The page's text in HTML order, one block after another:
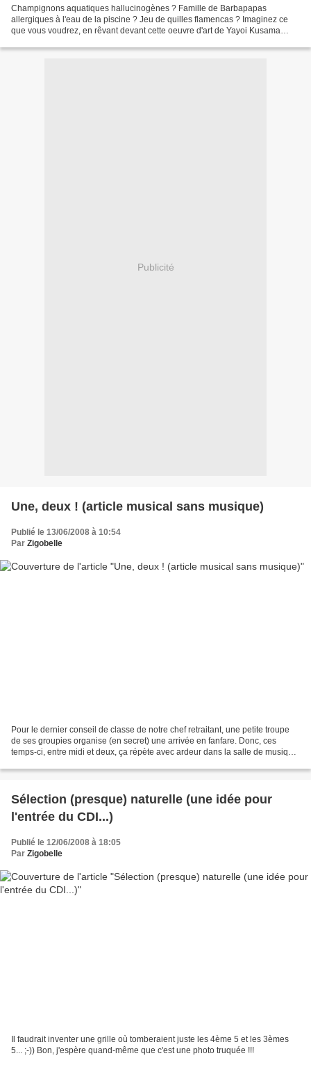
Champignons aquatiques hallucinogènes ? Famille de Barbapapas
allergiques à l'eau de la piscine ? Jeu de quilles flamencas ? Imaginez ce
que vous voudrez, en rêvant devant cette oeuvre d'art de Yayoi Kusama
Publicité
Une, deux ! (article musical sans musique)
Publié le 13/06/2008 à 10:54
Par Zigobelle
Pour le dernier conseil de classe de notre chef retraitant, une petite troupe
de ses groupies organise (en secret) une arrivée en fanfare. Donc, ces
temps-ci, entre midi et deux, ça répète avec ardeur dans la salle de musique
Sélection (presque) naturelle (une idée pour
l'entrée du CDI...)
Publié le 12/06/2008 à 18:05
Par Zigobelle
Il faudrait inventer une grille où tomberaient juste les 4ème 5 et les 3èmes
5... ;-)) Bon, j'espère quand-même que c'est une photo truquée !!!